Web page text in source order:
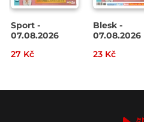
Sport -
07.08.2026
27 Kč
Blesk -
07.08.2026
23 Kč